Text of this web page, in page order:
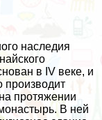
наследия
в IV веке, и
производит
протяжении
В ней